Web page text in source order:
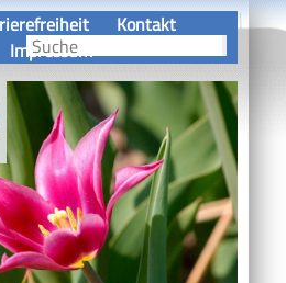
Kontakt
Impressum